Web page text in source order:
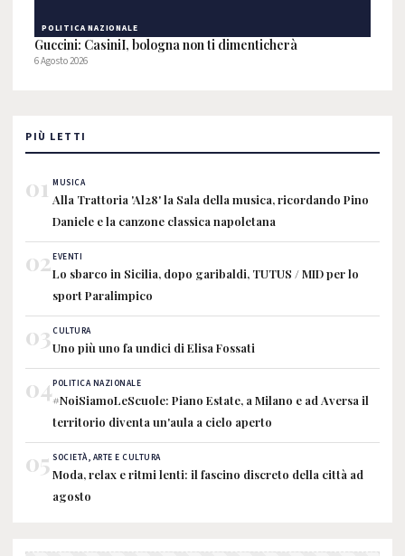
POLITICA NAZIONALE
Guccini: CasiniI, bologna non ti dimenticherà
6 Agosto 2026
PIÙ LETTI
01 MUSICA
Alla Trattoria 'Al28' la Sala della musica, ricordando Pino
Daniele e la canzone classica napoletana
02EVENTI
Lo sbarco in Sicilia, dopo garibaldi, TUTUS / MID per lo
sport Paralimpico
03CULTURA
Uno più uno fa undici di Elisa Fossati
04POLITICA NAZIONALE
#NoiSiamoLeScuole: Piano Estate, a Milano e ad Aversa il
territorio diventa un'aula a cielo aperto
05 SOCIETÀ, ARTE E CULTURA
Moda, relax e ritmi lenti: il fascino discreto della città ad
agosto